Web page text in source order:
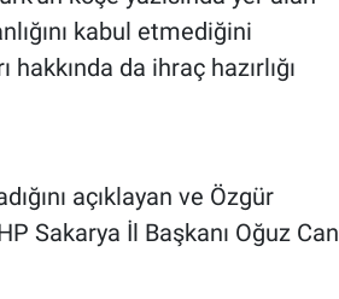
kabul etmediğini
da ihraç hazırlığı
açıklayan ve Özgür
Sakarya İl Başkanı Oğuz Can